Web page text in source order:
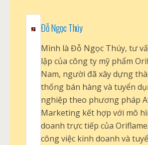
Đỗ Ngọc Thúy
Mình là Đỗ Ngọc Thúy, tư
lập của công ty mỹ phẩm
Nam, người đã xây dựng
thống bán hàng và tuyển
nghiệp theo phương pháp
Marketing kết hợp với mô
doanh trực tiếp của
công việc kinh doanh và